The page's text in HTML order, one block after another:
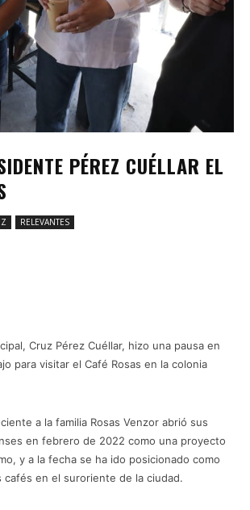
PÉREZ CUÉLLAR EL
RELEVANTES
Cruz Pérez Cuéllar, hizo una pausa en
para visitar el Café Rosas en la colonia
a la familia Rosas Venzor abrió sus
en febrero de 2022 como una proyecto
y a la fecha se ha ido posicionado como
cafés en el suroriente de la ciudad.